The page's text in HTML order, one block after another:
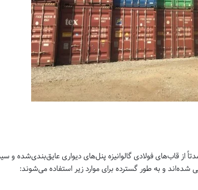
از قاب‌های فولادی گالوانیزه پنل‌های دیواری
و به طور گسترده برای موارد زیر استفاده می‌شوند: